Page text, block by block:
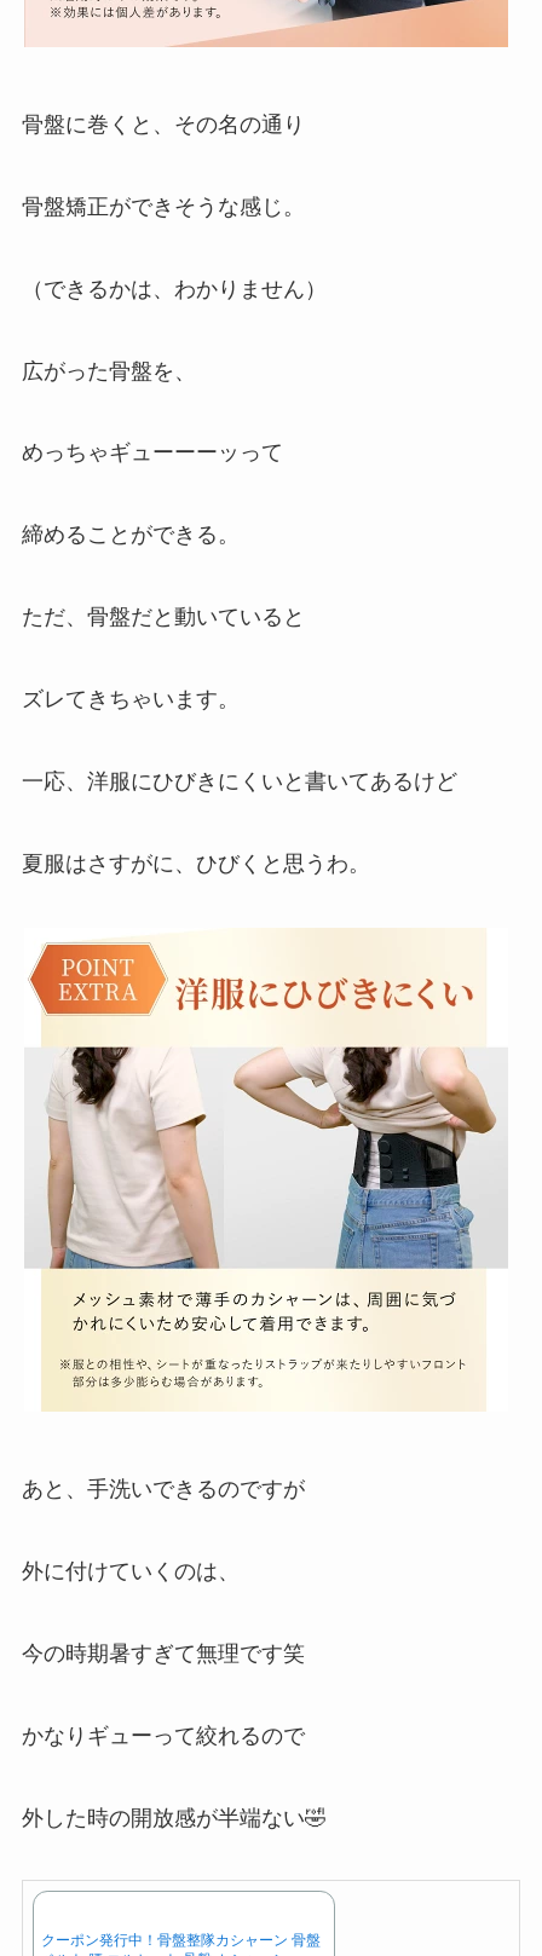
骨盤に巻くと、その名の通り
骨盤矯正ができそうな感じ。
（できるかは、わかりません）
広がった骨盤を、
めっちゃギューーーッって
締めることができる。
ただ、骨盤だと動いていると
ズレてきちゃいます。
一応、洋服にひびきにくいと書いてあるけど
夏服はさすがに、ひびくと思うわ。
あと、手洗いできるのですが
外に付けていくのは、
今の時期暑すぎて無理です笑
かなりギューって絞れるので
外した時の開放感が半端ない🤣
クーポン発行中！骨盤整隊カシャーン 骨盤